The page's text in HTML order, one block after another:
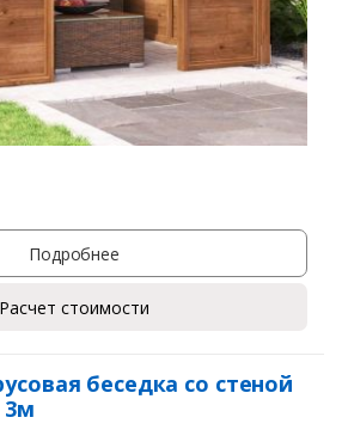
Подробнее
Расчет стоимости
беседка со стеной
3м